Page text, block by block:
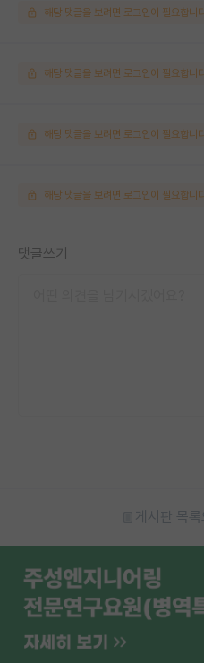
해당 댓글을 보려면 로그인이 필요합니
해당 댓글을 보려면 로그인이 필요합니
해당 댓글을 보려면 로그인이 필요합니
해당 댓글을 보려면 로그인이 필요합니
댓글쓰기
게시판 목록